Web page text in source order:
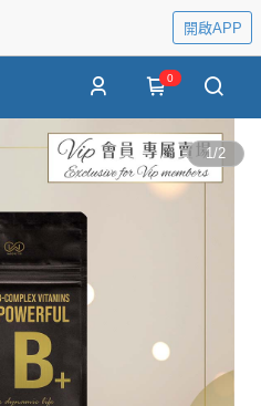
開啟APP
0
1/2